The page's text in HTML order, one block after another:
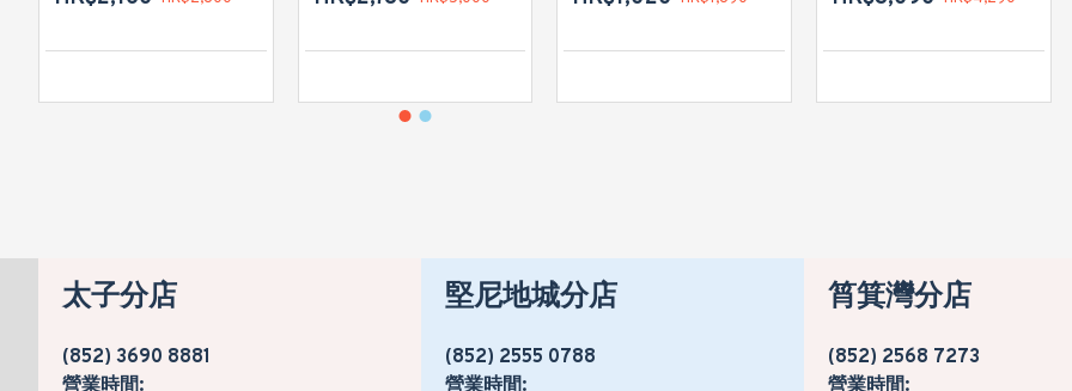
太子分店
(852) 3690 8881
營業時間:
堅尼地城分店
(852) 2555 0788
營業時間:
筲箕灣分店
(852) 2568 7273
營業時間: